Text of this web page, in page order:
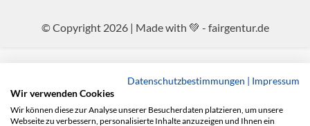
© Copyright 2026 | Made with 💚 - fairgentur.de
Datenschutzbestimmungen | Impressum
Wir verwenden Cookies
Wir können diese zur Analyse unserer Besucherdaten platzieren, um unsere
Webseite zu verbessern, personalisierte Inhalte anzuzeigen und Ihnen ein